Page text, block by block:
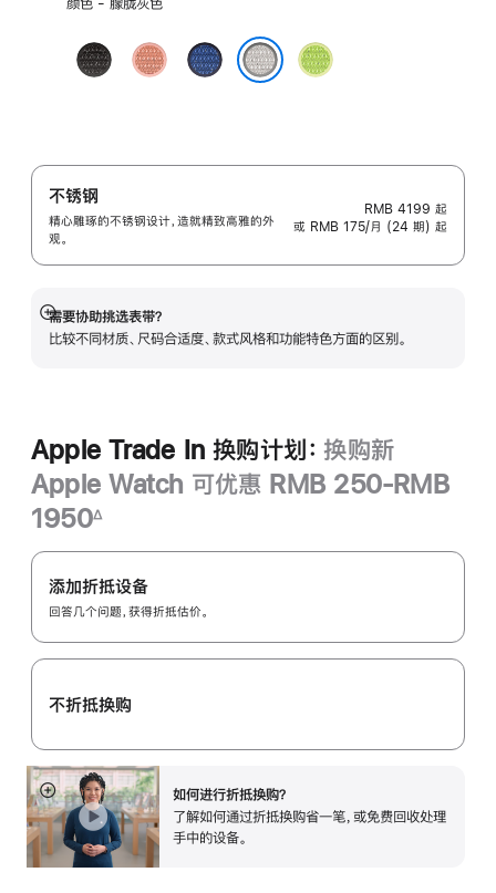
色:
颜色 - 朦胧灰色
午
夜
山
霞
缎
带
荧
光
不锈钢
精心雕琢的不锈钢设计，造就精致高雅的外
观。
RMB 4199 起
或 RMB 175/月 (24 期) 起
需要协助挑选表带？
比较不同材质、尺码合适度、款式风格和功能特色方面的区别。
展
开
Apple Trade In 换购计划： 换购新
Apple Watch 可优惠 RMB 250-RMB
1950
注
∆
Apple
Trade
换
购
划：
添加折抵设备
回答几个问题，获得折抵估价。
不折抵换购
如何进行折抵换购？
了解如何通过折抵换购省一笔，或免费回收处理
手中的设备。
展
开